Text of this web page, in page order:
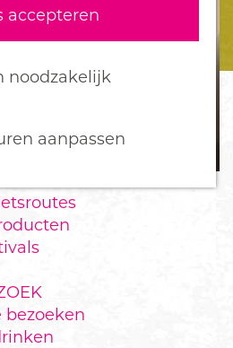
accepteren
noodzakelijk
aanpassen
bezoeken
&